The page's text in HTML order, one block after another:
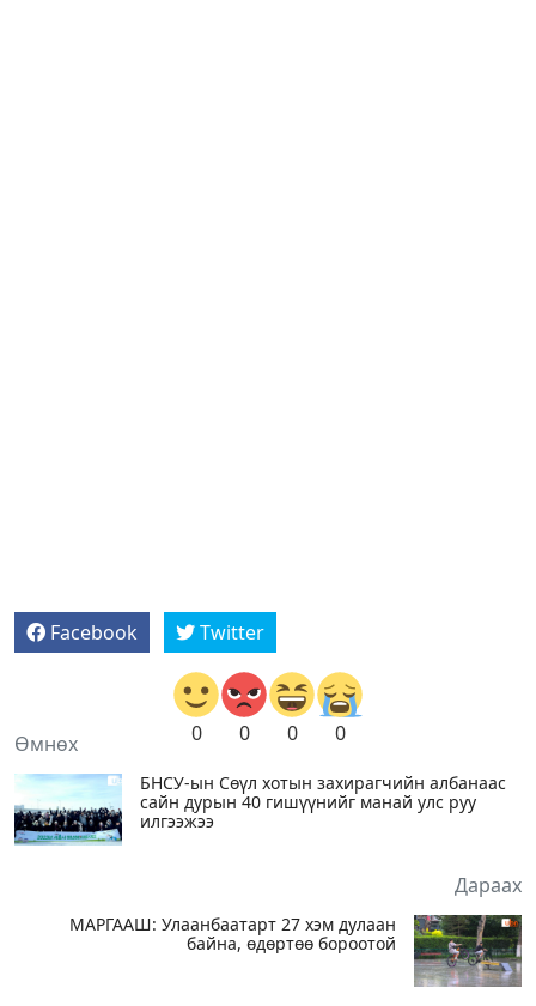
Facebook Twitter
0 0 0 0
Өмнөх
БНСУ-ын Сөүл хотын захирагчийн албанаас
сайн дурын 40 гишүүнийг манай улс руу
илгээжээ
Дараах
МАРГААШ: Улаанбаатарт 27 хэм дулаан
байна, өдөртөө бороотой